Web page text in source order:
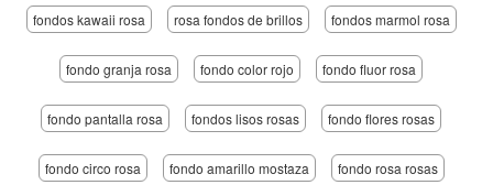
fondos kawaii rosa rosa fondos de brillos fondos marmol rosa
fondo granja rosa fondo color rojo fondo fluor rosa
fondo pantalla rosa fondos lisos rosas fondo flores rosas
fondo circo rosa fondo amarillo mostaza fondo rosa rosas